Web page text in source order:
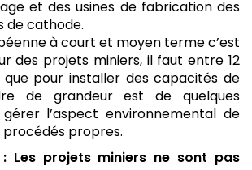
et des usines de fabrication des
de cathode.
à court et moyen terme c’est
des projets miniers, il faut entre 12
que pour installer des capacités de
de grandeur est de quelques
l’aspect environnemental de
procédés propres.
Les projets miniers ne sont pas